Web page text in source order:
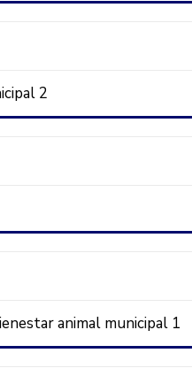
2
animal municipal 1